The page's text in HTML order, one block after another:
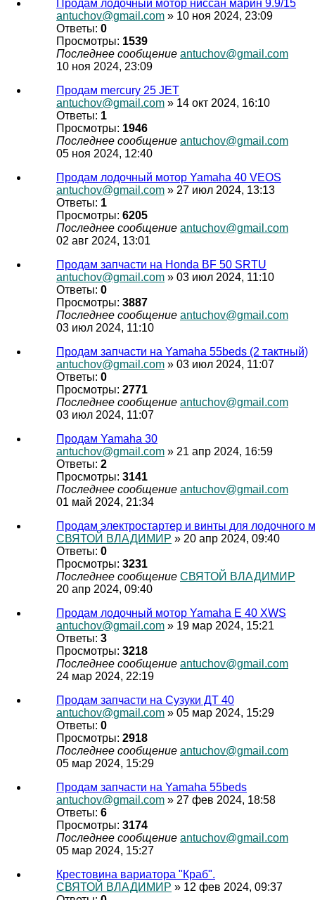
Продам лодочный мотор ниссан марин 9.9/15
antuchov@gmail.com » 10 ноя 2024, 23:09
Ответы: 0
Просмотры: 1539
Последнее сообщение antuchov@gmail.com
10 ноя 2024, 23:09
Продам mercury 25 JET
antuchov@gmail.com » 14 окт 2024, 16:10
Ответы: 1
Просмотры: 1946
Последнее сообщение antuchov@gmail.com
05 ноя 2024, 12:40
Продам лодочный мотор Yamaha 40 VEOS
antuchov@gmail.com » 27 июл 2024, 13:13
Ответы: 1
Просмотры: 6205
Последнее сообщение antuchov@gmail.com
02 авг 2024, 13:01
Продам запчасти на Honda BF 50 SRTU
antuchov@gmail.com » 03 июл 2024, 11:10
Ответы: 0
Просмотры: 3887
Последнее сообщение antuchov@gmail.com
03 июл 2024, 11:10
Продам запчасти на Yamaha 55beds (2 тактный)
antuchov@gmail.com » 03 июл 2024, 11:07
Ответы: 0
Просмотры: 2771
Последнее сообщение antuchov@gmail.com
03 июл 2024, 11:07
Продам Yamaha 30
antuchov@gmail.com » 21 апр 2024, 16:59
Ответы: 2
Просмотры: 3141
Последнее сообщение antuchov@gmail.com
01 май 2024, 21:34
Продам электростартер и винты для лодочного
СВЯТОЙ ВЛАДИМИР » 20 апр 2024, 09:40
Ответы: 0
Просмотры: 3231
Последнее сообщение СВЯТОЙ ВЛАДИМИР
20 апр 2024, 09:40
Продам лодочный мотор Yamaha E 40 XWS
antuchov@gmail.com » 19 мар 2024, 15:21
Ответы: 3
Просмотры: 3218
Последнее сообщение antuchov@gmail.com
24 мар 2024, 22:19
Продам запчасти на Сузуки ДТ 40
antuchov@gmail.com » 05 мар 2024, 15:29
Ответы: 0
Просмотры: 2918
Последнее сообщение antuchov@gmail.com
05 мар 2024, 15:29
Продам запчасти на Yamaha 55beds
antuchov@gmail.com » 27 фев 2024, 18:58
Ответы: 6
Просмотры: 3174
Последнее сообщение antuchov@gmail.com
05 мар 2024, 15:27
Крестовина вариатора "Краб".
СВЯТОЙ ВЛАДИМИР » 12 фев 2024, 09:37